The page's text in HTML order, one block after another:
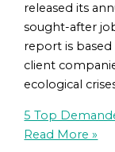
released its
sought-after
report is
client
ecological
5 Top
Read More »